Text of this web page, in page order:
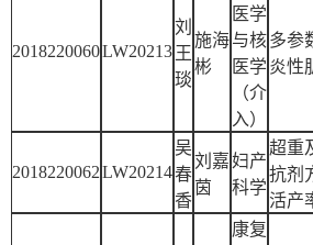
2018220060LW20213
刘
王
琰
施海
彬
医学
与核
医学
（介
入）
多参
炎性
2018220062LW20214
吴
春
香
刘嘉
茵
妇产
科学
超重
抗剂
活产
康复